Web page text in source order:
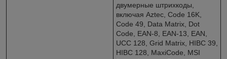
двумерные штрихкоды,
включая Aztec, Code 16K,
Code 49, Data Matrix, Dot
Code, EAN-8, EAN-13, EAN,
UCC 128, Grid Matrix, HIBC 39,
HIBC 128, MaxiCode, MSI